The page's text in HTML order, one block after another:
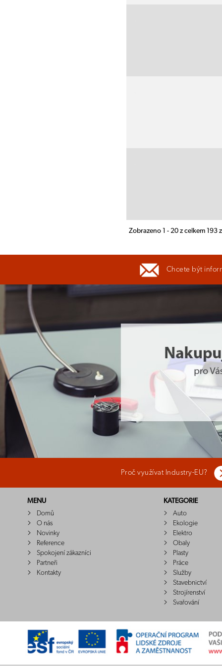
Zobrazeno 1 - 20 z celkem 193
Chcete být
Proč využívat Industry-EU?
MENU
Domů
O nás
Novinky
Reference
Spokojení zákazníci
Partneři
Kontakty
KATEGORIE
Auto
Ekologie
Elektro
Obaly
Plasty
Práce
Služby
Stavebnictví
Strojírenství
Svařování